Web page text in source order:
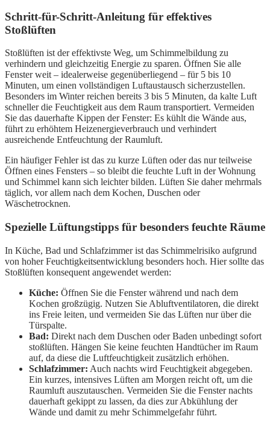
Schritt-für-Schritt-Anleitung für effektives
Stoßlüften
Stoßlüften ist der effektivste Weg, um Schimmelbildung zu
verhindern und gleichzeitig Energie zu sparen. Öffnen Sie alle
Fenster weit – idealerweise gegenüberliegend – für 5 bis 10
Minuten, um einen vollständigen Luftaustausch sicherzustellen.
Besonders im Winter reichen bereits 3 bis 5 Minuten, da kalte Luft
schneller die Feuchtigkeit aus dem Raum transportiert. Vermeiden
Sie das dauerhafte Kippen der Fenster: Es kühlt die Wände aus,
führt zu erhöhtem Heizenergieverbrauch und verhindert
ausreichende Entfeuchtung der Raumluft.
Ein häufiger Fehler ist das zu kurze Lüften oder das nur teilweise
Öffnen eines Fensters – so bleibt die feuchte Luft in der Wohnung
und Schimmel kann sich leichter bilden. Lüften Sie daher mehrmals
täglich, vor allem nach dem Kochen, Duschen oder
Wäschetrocknen.
Spezielle Lüftungstipps für besonders feuchte Räume
In Küche, Bad und Schlafzimmer ist das Schimmelrisiko aufgrund
von hoher Feuchtigkeitsentwicklung besonders hoch. Hier sollte das
Stoßlüften konsequent angewendet werden:
Küche: Öffnen Sie die Fenster während und nach dem
Kochen großzügig. Nutzen Sie Abluftventilatoren, die direkt
ins Freie leiten, und vermeiden Sie das Lüften nur über die
Türspalte.
Bad: Direkt nach dem Duschen oder Baden unbedingt sofort
stoßlüften. Hängen Sie keine feuchten Handtücher im Raum
auf, da diese die Luftfeuchtigkeit zusätzlich erhöhen.
Schlafzimmer: Auch nachts wird Feuchtigkeit abgegeben.
Ein kurzes, intensives Lüften am Morgen reicht oft, um die
Raumluft auszutauschen. Vermeiden Sie die Fenster nachts
dauerhaft gekippt zu lassen, da dies zur Abkühlung der
Wände und damit zu mehr Schimmelgefahr führt.